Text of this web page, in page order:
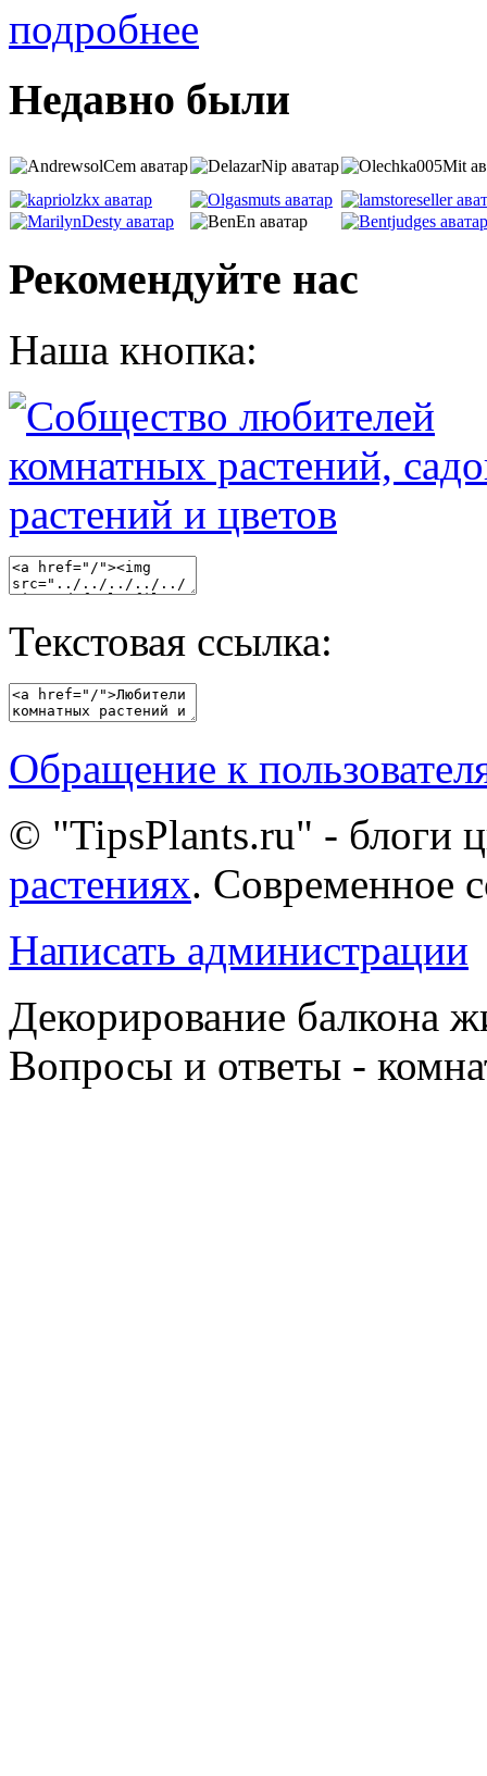
подробнее
Недавно были
Рекомендуйте нас
Наша кнопка:
Текстовая ссылка:
Обращение к
© "TipsPlants.ru" - блоги
растениях. Современное
Написать администрации
Декорирование балкона
Вопросы и ответы -